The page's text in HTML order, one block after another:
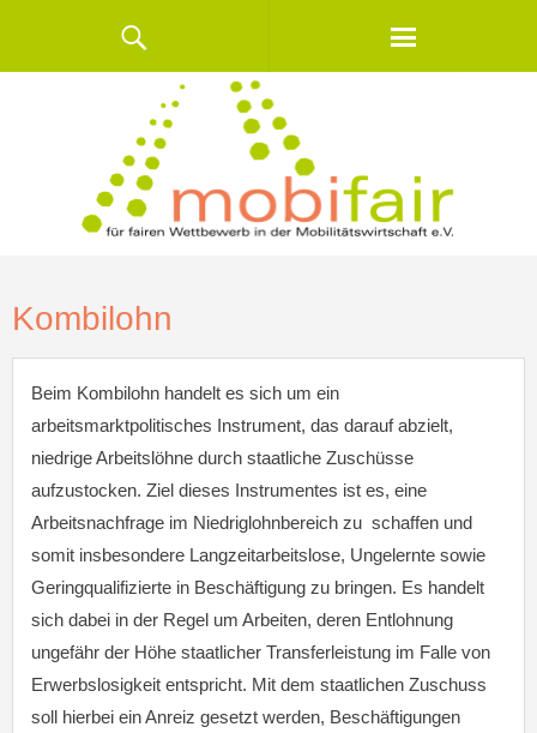
Kombilohn
Beim Kombilohn handelt es sich um ein
arbeitsmarktpolitisches Instrument, das darauf abzielt,
niedrige Arbeitslöhne durch staatliche Zuschüsse
aufzustocken. Ziel dieses Instrumentes ist es, eine
Arbeitsnachfrage im Niedriglohnbereich zu schaffen und
somit insbesondere Langzeitarbeitslose, Ungelernte sowie
Geringqualifizierte in Beschäftigung zu bringen. Es handelt
sich dabei in der Regel um Arbeiten, deren Entlohnung
ungefähr der Höhe staatlicher Transferleistung im Falle von
Erwerbslosigkeit entspricht. Mit dem staatlichen Zuschuss
soll hierbei ein Anreiz gesetzt werden, Beschäftigungen